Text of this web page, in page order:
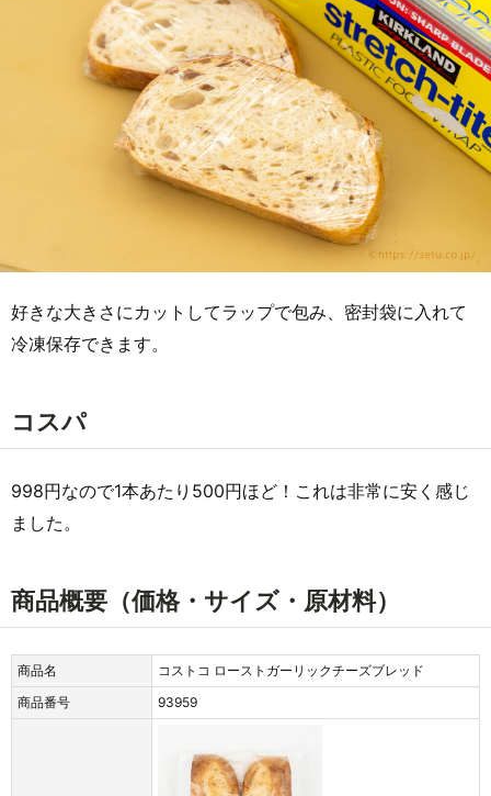
好きな大きさにカットしてラップで包み、密封袋に入れて
冷凍保存できます。
コスパ
998円なので1本あたり500円ほど！これは非常に安く感じ
ました。
商品概要（価格・サイズ・原材料）
商品名
コストコ ローストガーリックチーズブレッド
商品番号
93959